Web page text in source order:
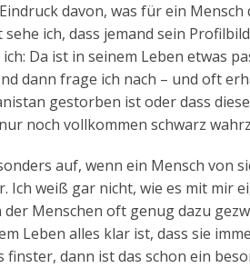
davon, was für ein
ich, dass jemand sein
Da ist in seinem Leben etwas
dann frage ich nach – und oft
gestorben ist oder dass
noch vollkommen schwarz
auf, wenn ein Mensch von
Ich weiß gar nicht, wie es mit mir
Menschen oft genug dazu
Leben alles klar ist, dass sie
finster, dann ist das schon ein